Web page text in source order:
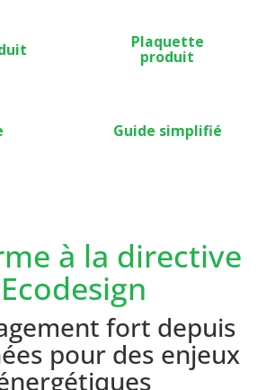
Plaquette
produit
Guide simplifié
à la directive
Ecodesign
fort depuis
pour des enjeux